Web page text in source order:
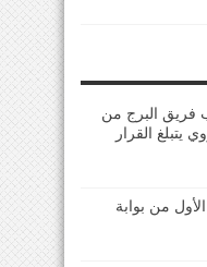
فريق البرج من
يتبلغ القرار
من بوابة